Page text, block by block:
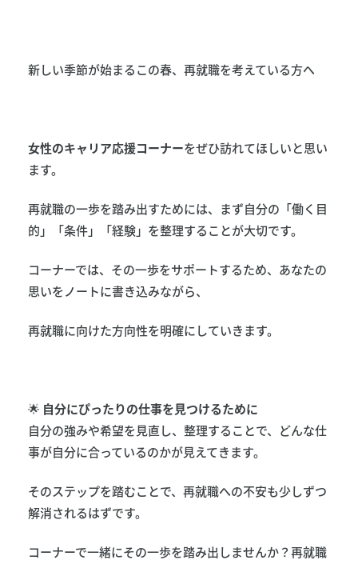
新しい季節が始まるこの春、再就職を考えている方へ
女性のキャリア応援コーナーをぜひ訪れてほしいと思い
ます。
再就職の一歩を踏み出すためには、まず自分の「働く目
的」「条件」「経験」を整理することが大切です。
コーナーでは、その一歩をサポートするため、あなたの
思いをノートに書き込みながら、
再就職に向けた方向性を明確にしていきます。
🌟 自分にぴったりの仕事を見つけるために
自分の強みや希望を見直し、整理することで、どんな仕
事が自分に合っているのかが見えてきます。
そのステップを踏むことで、再就職への不安も少しずつ
解消されるはずです。
コーナーで一緒にその一歩を踏み出しませんか？再就職